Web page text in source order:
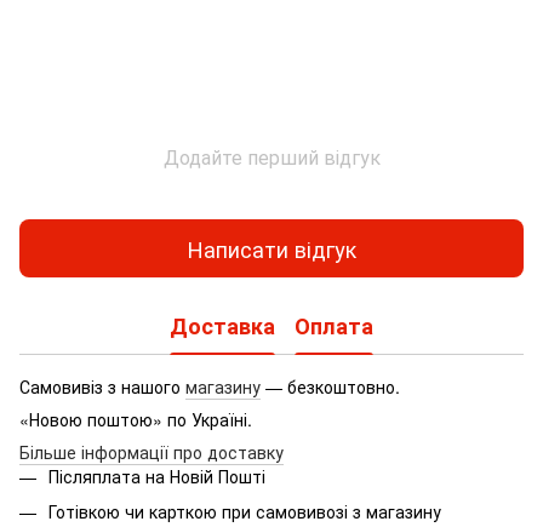
Додайте перший відгук
Написати відгук
Доставка Оплата
Самовивіз з нашого магазину — безкоштовно.
«Новою поштою» по Україні.
Більше інформації про доставку
Післяплата на Новій Пошті
Готівкою чи карткою при самовивозі з магазину